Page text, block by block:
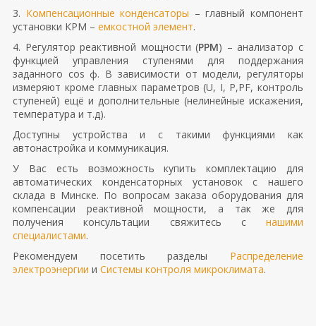
3. Компенсационные конденсаторы – главный компонент
установки КРМ –емкостной элемент.
4. Регулятор реактивной мощности (РРМ) – анализатор с
функцией управления ступенями для поддержания
заданного cos ф. В зависимости от модели, регуляторы
измеряют кроме главных параметров (U, I, P,PF, контроль
ступеней) ещё и дополнительные (нелинейные искажения,
температура и т.д).
Доступны устройства и с такими функциями как
автонастройка и коммуникация.
У Вас есть возможность купить комплектацию для
автоматических конденсаторных установок с нашего
склада в Минске. По вопросам заказа оборудования для
компенсации реактивной мощности, а так же для
получения консультации свяжитесь с нашими
специалистами.
Рекомендуем посетить разделы Распределение
электроэнергии иСистемы контроля микроклимата.